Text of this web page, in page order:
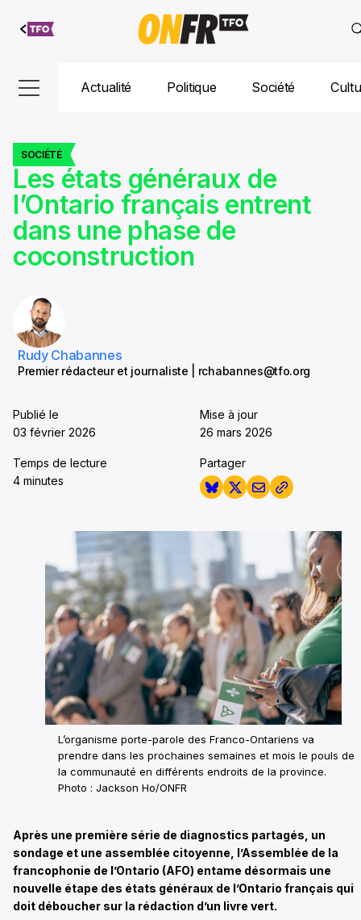
Aller au
contenu
Actualité Politique Société
SOCIÉTÉ
Les états généraux de
l’Ontario français entrent
dans une phase de
coconstruction
Rudy Chabannes
Premier rédacteur et journaliste | rchabannes@tfo.org
Publié le
03 février 2026
Mise à jour
26 mars 2026
Temps de lecture
4 minutes
Partager
L’organisme porte-parole des Franco-Ontariens va
prendre dans les prochaines semaines et mois le pouls de
la communauté en différents endroits de la province.
Photo : Jackson Ho/ONFR
Après une première série de diagnostics partagés, un
sondage et une assemblée citoyenne, l’Assemblée de la
francophonie de l’Ontario (AFO) entame désormais une
nouvelle étape des états généraux de l’Ontario français qui
doit déboucher sur la rédaction d’un livre vert.